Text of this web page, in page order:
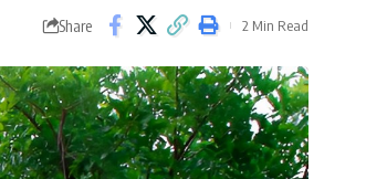
Share 2 Min Read